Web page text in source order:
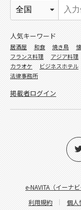
e-NAVITA（イーナ
利用規約
個人
人気キーワード
居酒屋 和食 焼き鳥
フランス料理
アジア料理
カラオケ
ビジネスホテル
法律事務所
掲載者ログイン